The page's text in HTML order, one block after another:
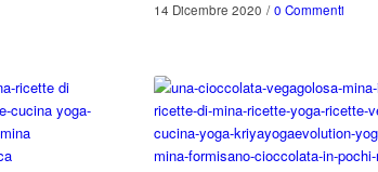
14 Dicembre 2020 / 0 Commenti